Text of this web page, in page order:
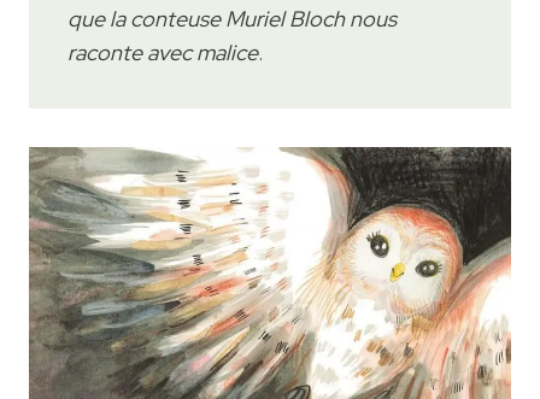
que la conteuse Muriel Bloch nous
raconte avec malice.